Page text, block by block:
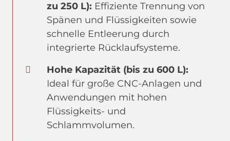
zu 250 L): Effiziente Trennung von
Spänen und Flüssigkeiten sowie
schnelle Entleerung durch
integrierte Rücklaufsysteme.
Hohe Kapazität (bis zu 600 L):
Ideal für große CNC-Anlagen und
Anwendungen mit hohen
Flüssigkeits- und
Schlammvolumen.